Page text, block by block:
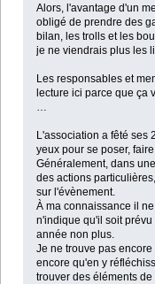
Alors, l'avantage d'un
obligé de prendre des
bilan, les trolls et les
je ne viendrais plus les
Les responsables et
lecture ici parce que ça
…
L'association a fêté ses
yeux pour se poser,
Généralement, dans
des actions
sur l'évènement.
À ma connaissance il
n'indique qu'il soit
année non plus.
Je ne trouve pas
encore qu'en y
trouver des éléments